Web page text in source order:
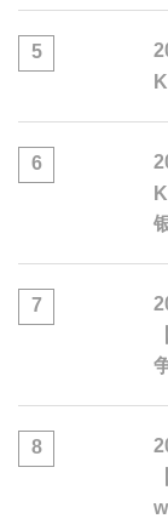
5
6
7
8